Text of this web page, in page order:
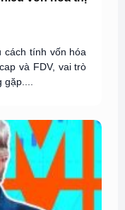
cách tính vốn hóa
và FDV, vai trò